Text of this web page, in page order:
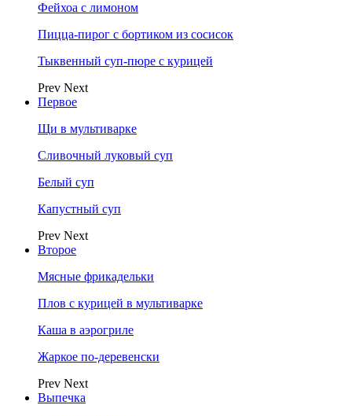
Фейхоа с лимоном
Пицца-пирог с бортиком из сосисок
Тыквенный суп-пюре с курицей
Prev Next
Первое
Щи в мультиварке
Сливочный луковый суп
Белый суп
Капустный суп
Prev Next
Второе
Мясные фрикадельки
Плов с курицей в мультиварке
Каша в аэрогриле
Жаркое по-деревенски
Prev Next
Выпечка